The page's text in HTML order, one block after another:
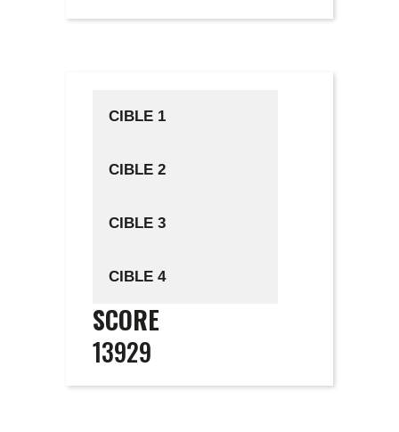
CIBLE 1
CIBLE 2
CIBLE 3
CIBLE 4
SCORE
13929